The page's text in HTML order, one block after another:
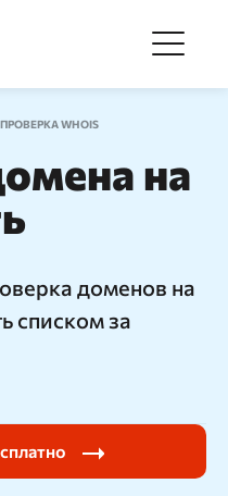
ПРОВЕРКА WHOIS
на
доменов на
списком за